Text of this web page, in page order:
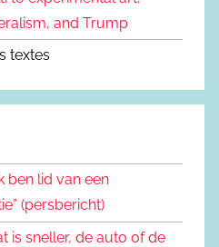
and Trump
textes
ben lid van een
(persbericht)
is sneller, de auto of de